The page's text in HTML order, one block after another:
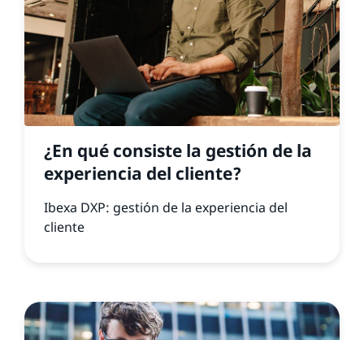
¿En qué consiste la gestión de la
experiencia del cliente?
Ibexa DXP: gestión de la experiencia del
cliente